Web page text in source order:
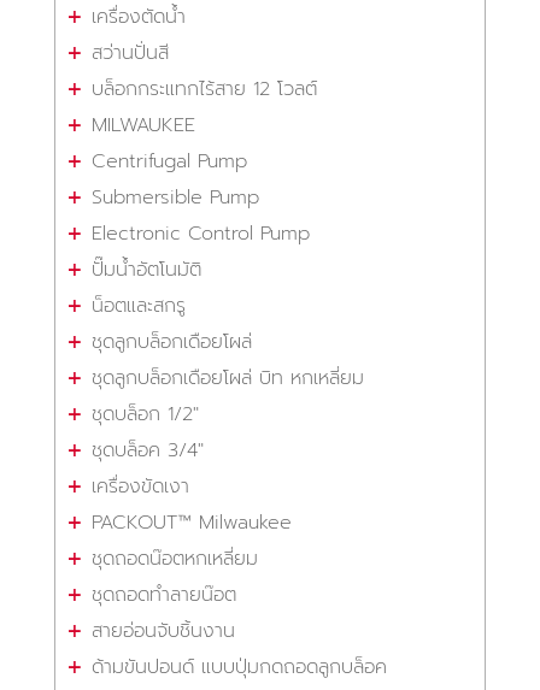
เครื่องตัดน้ำ
สว่านปั่นสี
บล็อกกระแทกไร้สาย 12 โวลต์
MILWAUKEE
Centrifugal Pump
Submersible Pump
Electronic Control Pump
ปั๊มน้ำอัตโนมัติ
น็อตและสกรู
ชุดลูกบล็อกเดือยโผล่
ชุดลูกบล็อกเดือยโผล่ บิท หกเหลี่ยม
ชุดบล็อก 1/2"
ชุดบล็อค 3/4"
เครื่องขัดเงา
PACKOUT™ Milwaukee
ชุดถอดน๊อตหกเหลี่ยม
ชุดถอดทำลายน๊อต
สายอ่อนจับชิ้นงาน
ด้ามขันปอนด์ แบบปุ่มกดถอดลูกบล็อค